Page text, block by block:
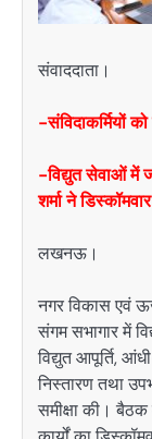
संवाददाता।
-संविदाकर्मियों
-विद्युत सेवाओं में
शर्मा ने
लखनऊ।
नगर विकास एवं
संगम सभागार में
विद्युत आपूर्ति,
निस्तारण तथा
समीक्षा की। बैठक